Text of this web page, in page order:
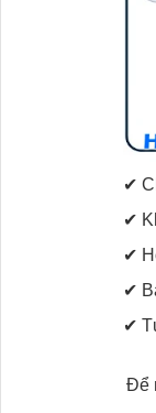
✔
✔
✔
✔
✔
Để